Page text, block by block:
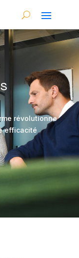
révolutionne
efficacité